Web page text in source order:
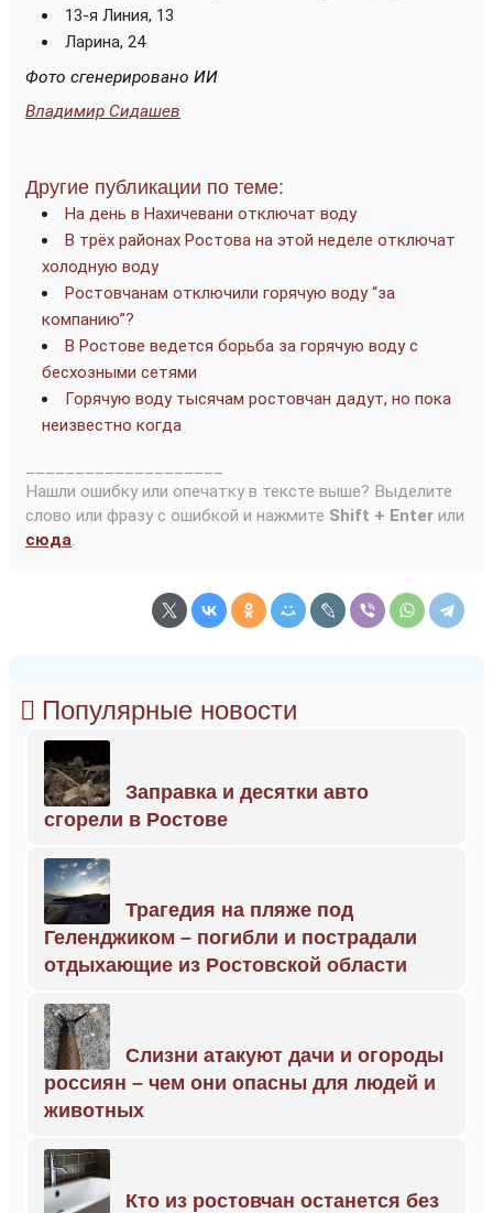
13-я Линия, 13
Ларина, 24
Фото сгенерировано ИИ
Владимир Сидашев
Другие публикации по теме:
На день в Нахичевани отключат воду
В трёх районах Ростова на этой неделе отключат
холодную воду
Ростовчанам отключили горячую воду “за
компанию”?
В Ростове ведется борьба за горячую воду с
бесхозными сетями
Горячую воду тысячам ростовчан дадут, но пока
неизвестно когда
Нашли ошибку или опечатку в тексте выше? Выделите
слово или фразу с ошибкой и нажмите Shift + Enter или
сюда.
Популярные новости
Заправка и десятки авто
сгорели в Ростове
Трагедия на пляже под
Геленджиком – погибли и пострадали
отдыхающие из Ростовской области
Слизни атакуют дачи и огороды
россиян – чем они опасны для людей и
животных
Кто из ростовчан останется без